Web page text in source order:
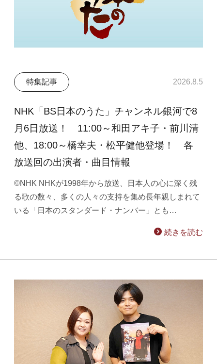
特集記事 2026.8.5
NHK「BS日本のうた」チャンネル銀河で8
月6日放送！ 11:00～和田アキ子・前川清
他、18:00～橋幸夫・松平健他登場！ 各
放送回の出演者・曲目情報
©NHK NHKが1998年から放送、日本人の心に深く残
る歌の数々、多くの人々の支持を集め長年親しまれて
いる「日本のスタンダード・ナンバー」とも…
続きを読む